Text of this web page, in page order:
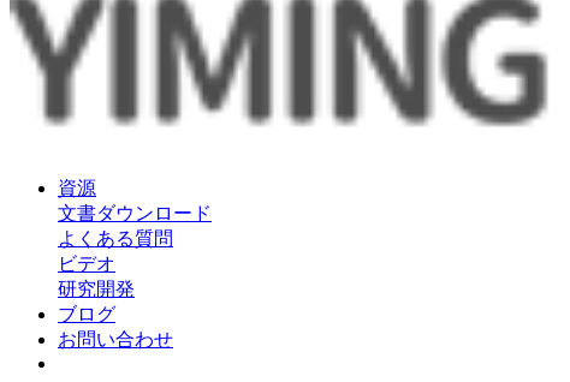
資源
文書ダウンロード
よくある質問
ビデオ
研究開発
ブログ
お問い合わせ